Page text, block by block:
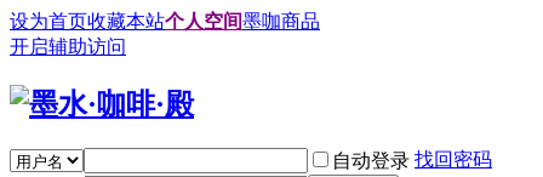
设为首页收藏本站个人空间墨咖商品
开启辅助访问
自动登录 找回密码